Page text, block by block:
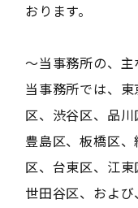
おります。
～当事務所の、
当事務所では、
区、渋谷区、品川
豊島区、板橋区
区、台東区、江東
世田谷区、および